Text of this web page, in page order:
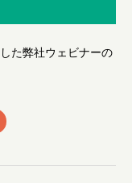
た弊社ウェビナーの